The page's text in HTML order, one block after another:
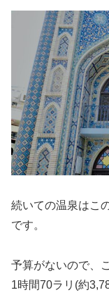
続いての温泉はこ
です。
予算がないので、
1時間70ラリ(約